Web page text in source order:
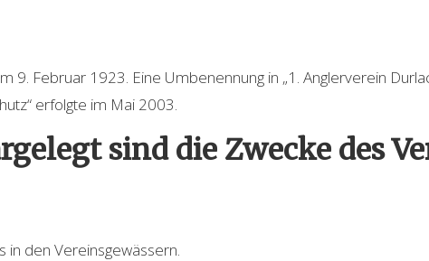
9. Februar 1923. Eine Umbenennung in „1. Anglerverein
erfolgte im Mai 2003.
sind die Zwecke des
in den Vereinsgewässern.